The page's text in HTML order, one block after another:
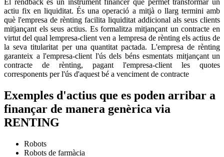
El rendback és un instrument financer que permet transformar un
actiu fix en liquiditat. És una operació a mitjà o llarg termini amb
què l'empresa de rènting facilita liquiditat addicional als seus clients
mitjançant els seus actius. Es formalitza mitjançant un contracte en
virtut del qual lempresa-client ven a lempresa de rènting els actius de
la seva titularitat per una quantitat pactada. L'empresa de rènting
garanteix a l'empresa-client l'ús dels béns esmentats mitjançant un
contracte de rènting, pagant l'empresa-client les quotes
corresponents per l'ús d'aquest bé a venciment de contracte
Exemples d'actius que es poden arribar a
finançar de manera genèrica via
RENTING
Robots
Robots de farmàcia